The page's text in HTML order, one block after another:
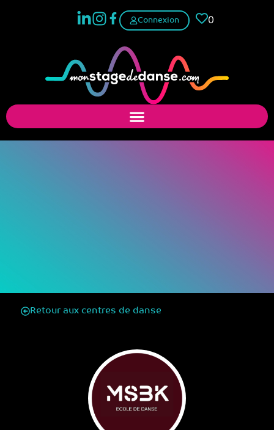
Connexion 0
Retour aux centres de danse